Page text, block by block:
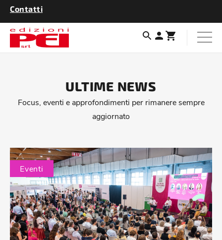
Contatti
ULTIME NEWS
Focus, eventi e approfondimenti per rimanere sempre
aggiornato
Eventi